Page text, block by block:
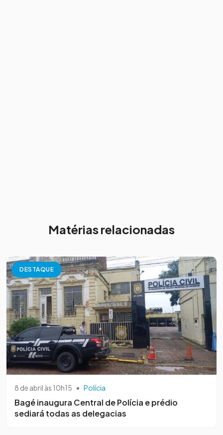
Matérias relacionadas
DESTAQUE
8 de abril às 10h15 • Polícia
Bagé inaugura Central de Polícia e prédio
sediará todas as delegacias